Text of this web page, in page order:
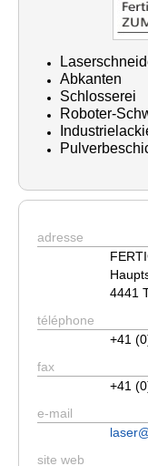
Abkanten
Schlosserei
Roboter-
adresse
4441
téléphone
+41
fax
+41
e-mail
site web